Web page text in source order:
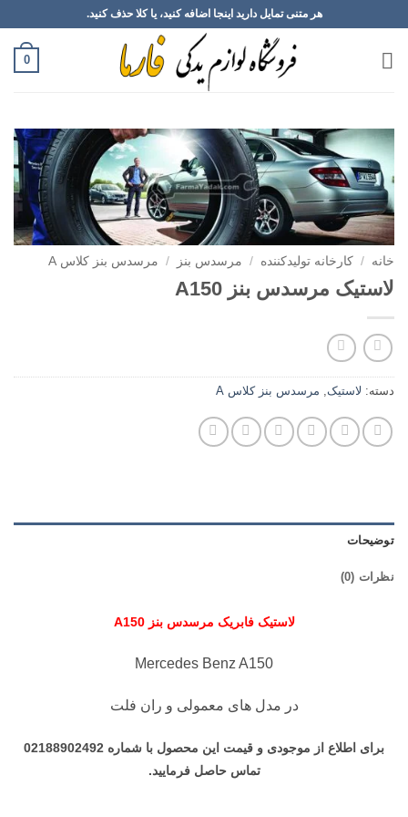
to
content
هر متنی تمایل دارید اینجا اضافه کنید، یا کلا حذف کنید.
0
خانه / کارخانه تولیدکننده / مرسدس بنز / مرسدس بنز کلاس A
لاستیک مرسدس بنز A150
دسته: لاستیک, مرسدس بنز کلاس A
توضیحات
نظرات (0)
لاستیک فابریک مرسدس بنز A150
Mercedes Benz A150
در مدل های معمولی و ران فلت
برای اطلاع از موجودی و قیمت این محصول با شماره 02188902492
تماس حاصل فرمایید.